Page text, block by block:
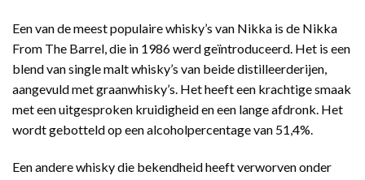
Een van de meest populaire whisky’s van Nikka is de Nikka
From The Barrel, die in 1986 werd geïntroduceerd. Het is een
blend van single malt whisky’s van beide distilleerderijen,
aangevuld met graanwhisky’s. Het heeft een krachtige smaak
met een uitgesproken kruidigheid en een lange afdronk. Het
wordt gebotteld op een alcoholpercentage van 51,4%.
Een andere whisky die bekendheid heeft verworven onder